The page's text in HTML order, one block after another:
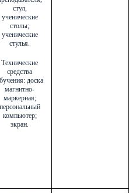
стул,
ученические
столы;
ученические
стулья.
Технические
средства
доска
магнитно-
маркерная;
персональный
компьютер;
экран.